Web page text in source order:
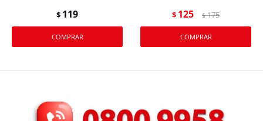
$ 119 $ 125 $ 175